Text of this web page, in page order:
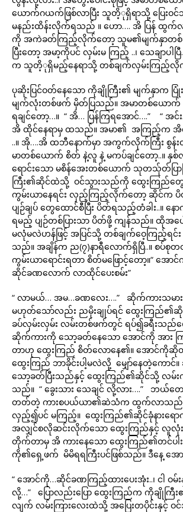
ယောက်ဂယက်ဖြစ်လာပြီး သူတိ့ုရှိရာသို့ ပြေးဝ
မနည်းထိန်းလိုက်ရသည် ။ ဟော…. အိ ပြန် ထွက်လ
ကို အကဲခတ်ကြည့်လိုက်တော့ သူမ၏မျက်နှာတစ်
ပြီးတော့ အမာ့ကိုပင် လှမ်းမ ကြည့် ..၊ သေချာပါပ
က သူတိ့ုရှိမည့်နေရာသို့ တစ်ချက်လှမ်းကြည့်
ပုဆိုးပြင်ဝတ်နေသော ကိုချိုကြီး၏ မျက်နှာက ပြုံး
မျက်လုံးတစ်ဖက် မှိတ်ပြသည်။ အမာတစ်ယော
ရချင်တော့…။ “ အိ… ပြန်ကြရအောင်….” “ အ
အိ ထိုင်နေရာမှ ထသည်။ အမာ၏ အကြည့်က အိ
..။ အို….အိ ထဘီနောက်မှာ အကွက်လိုက်ကြီး စွန်းထ
မာတစ်ယောက် စိတ် နဲ့လူ နဲ့ မကပ်ချင်တော့..။ နှစ်
ရောင်းသော မစိန်အေးတစ်ယောက် သုတသ်ုတ်ပြာပ
ကြီး၏ဆိုင်ထဲသို့ ဝင်သွားသည်ကို ထွေးကြည်
ကွမ်းယာနေရင်း လှည့်ကြည့်လိုက်တော့ ဆိုင်က ပိတ်
ပျဉ်ချပ် တွေထောင်စီပြီး ပိတ်ရသည့်တံခါး..။
ရမည့် ပျဉ်တစ်ပြားသာ ပိတ်ဖို့ ကျန်သည်။ ထိုအပ
မလုံမလဲဟန်ဖြင့် အပြင်သို့ တစ်ချက်ဝေ့ကြည့်ရင်
သည်။ အချိန်က ည(၇)နာရီလောက်ရှိပြီ..။ စပ်စု
ကွမ်းယာရောင်းရတာ စိတ်မဖြောင့်တော့။“ အေ
ဆိုင်ခဏလောက် လာထိုင်ပေးစမ်း”
“ လာမယ်… အမ…ခဏလေး….” ဆိုက်ကားသမာ
မဟုတ်သော်လည်း ညမိုးချုပ်ရင် ထွေးကြည်၏ဆိုင်
ခပ်လှမ်းလှမ်း လမ်းတစ်ဖက်တွင် ရပ်၍ခရီးသည်
ဆိုက်ကားကို သော့ခတ်နေသော အောင်ကို အား
တာဟု ထွေးကြည် စိတ်လောနေ၏။ အောင်ကို
ထွေးကြည် ဘာခိုင်းပါ့မလဲလို့ မျှော်နေတဲ့ကော
သော့ခတ်ပြီးသည်နှင့် ထွေးကြည်၏ဆိုင်သို့ လမ်းကို
သည်။ “ ခွေးသား သေချင် လို့လား….” ဘယ်တော့
တတ်တဲ့ ကားစပယ်ယာ၏ဆဲသံက ထွက်လာသည်
လှည့်၍ပင် မကြည့်။ ထွေးကြည်၏ဆိုင်ခုံနားရော
အလျှင်စလိုဆင်းလိုက်သော ထွေးကြည်နှင့် လူလုံး
တိုက်တာမှ အိ ကားနေသော ထွေးကြည်၏တင်ပါး
ကို၏ရှေ့ဖက် မိမိရရကြီးပင်ဖြစ်သည်။ ဒီနေ့ အော
“ အောင်ကို…ဆိုင်ခဏကြည့်ထားပေးအုံး..၊ ငါ ဝမ်
လို့…” ပြောလည်းပြော ထွေးကြည်က ကိုချိုကြီ
လျက် လမ်းကြားလေးထဲသို့ အပြေးတပိုင်းနှင့် ဝင်